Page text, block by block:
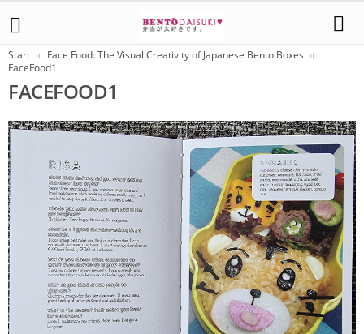
Start
Face Food: The Visual Creativity of Japanese Bento Boxes
FaceFood1
FACEFOOD1